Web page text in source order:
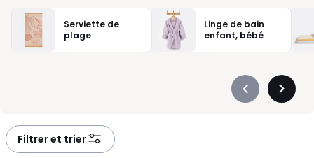
Serviette de
plage
Linge de bain
enfant, bébé
Précédent
Filtrer et trier